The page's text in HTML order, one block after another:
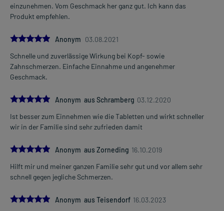
einzunehmen. Vom Geschmack her ganz gut. Ich kann das
Produkt empfehlen.
5.0Anonym 03.08.2021
Schnelle und zuverlässige Wirkung bei Kopf- sowie
Zahnschmerzen. Einfache Einnahme und angenehmer
Geschmack.
5.0Anonym aus Schramberg 03.12.2020
Ist besser zum Einnehmen wie die Tabletten und wirkt schneller
wir in der Familie sind sehr zufrieden damit
5.0Anonym aus Zorneding 16.10.2019
Hilft mir und meiner ganzen Familie sehr gut und vor allem sehr
schnell gegen jegliche Schmerzen.
5.0Anonym aus Teisendorf 16.03.2023